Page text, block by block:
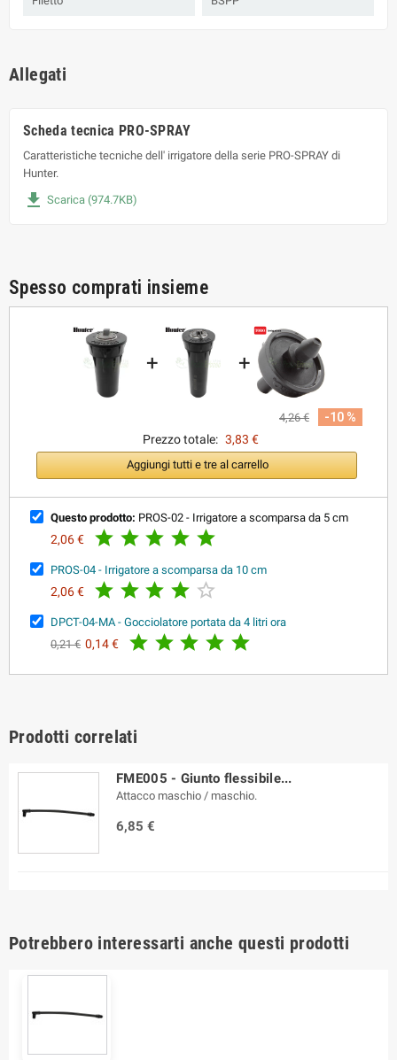
Allegati
Scheda tecnica PRO-SPRAY
Caratteristiche tecniche dell' irrigatore della serie PRO-SPRAY di
Hunter.
file_download Scarica (974.7KB)
Spesso comprati insieme
+ +
4,26 €
-10 %
Prezzo totale: 3,83 €
Aggiungi tutti e tre al carrello
Questo prodotto: PROS-02 - Irrigatore a scomparsa da 5 cm
2,06 €     
PROS-04 - Irrigatore a scomparsa da 10 cm
2,06 €     
DPCT-04-MA - Gocciolatore portata da 4 litri ora
0,21 € 0,14 €     
Prodotti correlati
FME005 - Giunto flessibile...
Attacco maschio / maschio.
6,85 €
Potrebbero interessarti anche questi prodotti